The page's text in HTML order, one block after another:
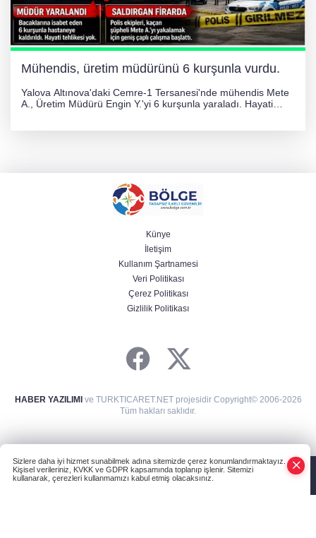
Mühendis, üretim müdürünü 6 kurşunla vurdu.
Yalova Altınova'daki Cemre-1 Tersanesi'nde mühendis Mete
A., Üretim Müdürü Engin Y.'yi 6 kurşunla yaraladı. Hayati
Künye
İletişim
Kullanım Şartnamesi
Veri Politikası
Çerez Politikası
Gizlilik Politikası
HABER YAZILIMIve TURKTICARET.NET projesidir Copyright© 2006-2026
Tüm hakları saklıdır.
Sizlere daha iyi hizmet sunabilmek adına sitemizde çerez konumlandırmaktayız.
Kişisel verileriniz, KVKK ve GDPR kapsamında toplanıp işlenir. Sitemizi
kullanarak, çerezleri kullanmamızı kabul etmiş olacaksınız.